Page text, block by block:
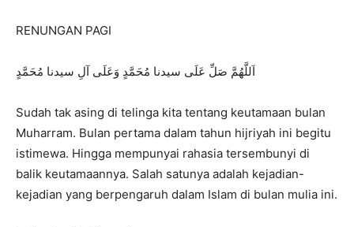
RENUNGAN PAGI
اَللَّهُمَّ صَلِّ عَلَى سيدنا مُحَمَّدٍ وَعَلَى آلِ سيدنا مُحَمَّدٍ
Sudah tak asing di telinga kita tentang keutamaan bulan
Muharram. Bulan pertama dalam tahun hijriyah ini begitu
istimewa. Hingga mempunyai rahasia tersembunyi di
balik keutamaannya. Salah satunya adalah kejadian-
kejadian yang berpengaruh dalam Islam di bulan mulia ini.